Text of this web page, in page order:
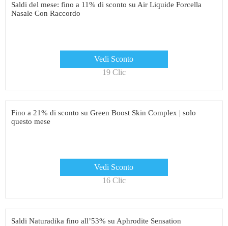
Saldi del mese: fino a 11% di sconto su Air Liquide Forcella
Nasale Con Raccordo
Vedi Sconto
19 Clic
Fino a 21% di sconto su Green Boost Skin Complex | solo
questo mese
Vedi Sconto
16 Clic
Saldi Naturadika fino all’53% su Aphrodite Sensation